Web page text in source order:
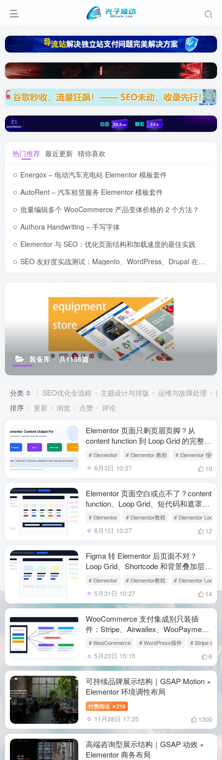
热门推荐 最近更新 猜你喜欢
Energox – 电动汽车充电站 Elementor 模板套件
AutoRent – 汽车租赁服务 Elementor 模板套件
批量编辑多个 WooCommerce 产品变体价格的 2 个方法？
Authora Handwriting – 手写字体
Elementor 与 SEO：优化页面结构和加载速度的最佳实践
SEO 友好度实战测试：Magento、WordPress、Drupal 在核心 SEO 要素上的表现对比
装备库 共1156篇
分类 SEO优化全流程 主题设计与排版 运维与故障处理
排序
更新 浏览 点赞 评论
Elementor 页面只剩页眉页脚？从
content function 到 Loop Grid 的完整排
查顺序
# Elementor # Elementor 教程 # Elementor 报错
6月3日 10:27 10
Elementor 页面空白或点不了？content
function、Loop Grid、短代码和遮罩层
逐项排查
# Elementor # Elementor教程 # Elementor Loop
6月1日 10:27 12
Figma 转 Elementor 后页面不对？
Loop Grid、Shortcode 和背景叠加层这
样收尾
# Elementor # Elementor教程 # Elementor Loop
5月31日 10:27 14
WooCommerce 支付集成别只装插
件：Stripe、Airwallex、WooPayments
配置与排错清单
# WooCommerce # WordPress插件 # Stripe
5月23日 15:15 6
可持续品牌展示结构｜GSAP Motion ×
Elementor 环境调性布局
付费阅读 ￥218
11月28日 17:25 1300
高端咨询型展示结构｜GSAP 动效 ×
Elementor 商务布局